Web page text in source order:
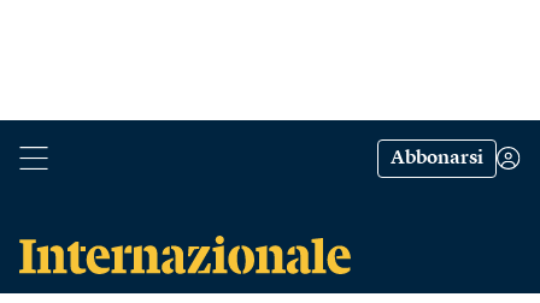
Abbonarsi